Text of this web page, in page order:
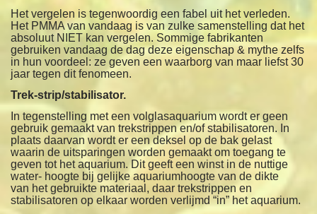
Het vergelen is tegenwoordig een fabel uit het verleden.
Het PMMA van vandaag is van zulke samenstelling dat het
absoluut NIET kan vergelen. Sommige fabrikanten
gebruiken vandaag de dag dezeeigenschap & mythe zelfs
in hun voordeel: ze geven eenwaarborg van maar liefst 30
jaar tegen dit fenomeen.
Trek-strip/stabilisator.
In tegenstelling met een volglasaquarium wordt er geen
gebruik gemaakt van trekstrippen en/of stabilisatoren. In
plaats daarvan wordt er eendeksel op de bak gelast
waarin de uitsparingenworden gemaakt om toegang te
geven tot hetaquarium. Dit geeft een winst in de nuttige
water- hoogte bij gelijke aquariumhoogte van de dikte
van het gebruikte materiaal, daar trekstrippen en
stabilisatoren op elkaar worden verlijmd “in” het aquarium.